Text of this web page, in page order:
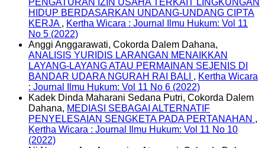
PENGATURAN IZIN USAHA TERKAIT LINGKUNGAN
HIDUP BERDASARKAN UNDANG-UNDANG CIPTA
KERJA , Kertha Wicara : Journal Ilmu Hukum: Vol 11
No 5 (2022)
Anggi Anggarawati, Cokorda Dalem Dahana,
ANALISIS YURIDIS LARANGAN MENAIKKAN
LAYANG-LAYANG ATAU PERMAINAN SEJENIS DI
BANDAR UDARA NGURAH RAI BALI , Kertha Wicara
: Journal Ilmu Hukum: Vol 11 No 6 (2022)
Kadek Dinda Maharani Sedana Putri, Cokorda Dalem
Dahana, MEDIASI SEBAGAI ALTERNATIF
PENYELESAIAN SENGKETA PADA PERTANAHAN ,
Kertha Wicara : Journal Ilmu Hukum: Vol 11 No 10
(2022)